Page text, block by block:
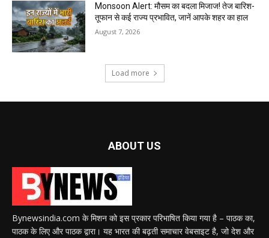
Monsoon Alert: मौसम का बदला मिजाज! तेज बारिश-
तूफान से कई राज्य प्रभावित, जानें आपके शहर का हाल
August 7, 2026
Load more
ABOUT US
Bynewsindia.com के मिशन को इस प्रकार परिभाषित किया गया है – पाठक का,
पाठक के लिए और पाठक द्वारा। यह भारत की बढ़ती समाचार वेबसाइट है, जो देश और